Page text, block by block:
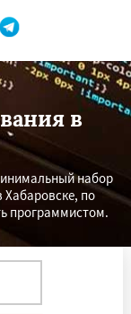
в
набор
Хабаровске, по
программистом.